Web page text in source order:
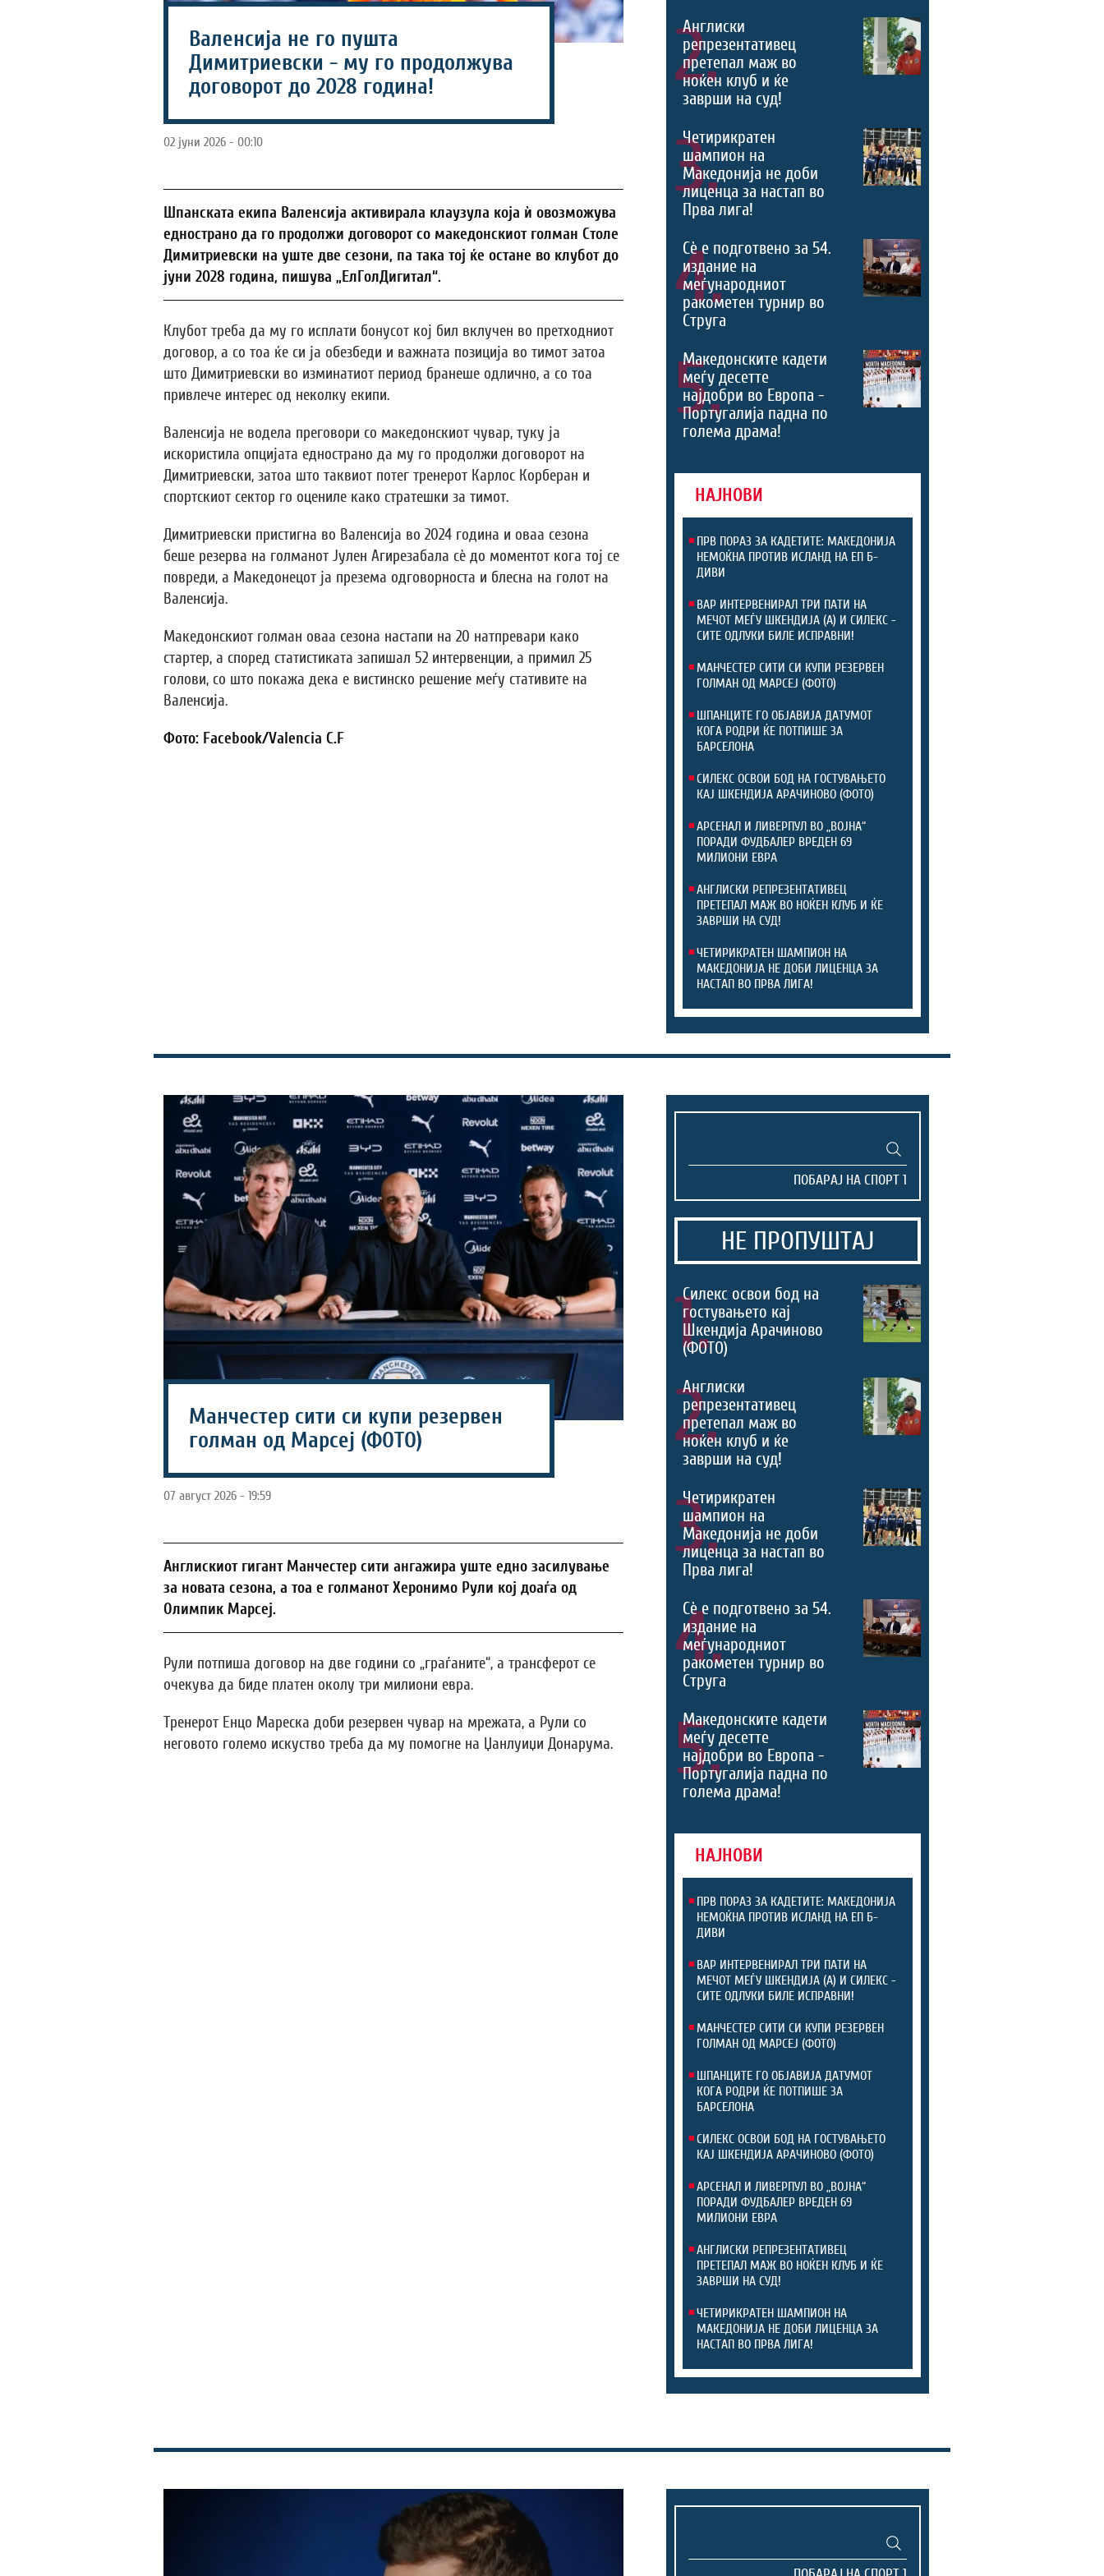
Валенсија не го пушта
Димитриевски - му го продолжува
договорот до 2028 година!
02 јуни 2026 - 00:10
Шпанската екипа Валенсија активирала клаузула која ѝ овозможува
еднострано да го продолжи договорот со македонскиот голман Столе
Димитриевски на уште две сезони, па така тој ќе остане во клубот до
јуни 2028 година, пишува „ЕлГолДигитал“.
Клубот треба да му го исплати бонусот кој бил вклучен во претходниот
договор, а со тоа ќе си ја обезбеди и важната позиција во тимот затоа
што Димитриевски во изминатиот период бранеше одлично, а со тоа
привлече интерес од неколку екипи.
Валенсија не водела преговори со македонскиот чувар, туку ја
искористила опцијата еднострано да му го продолжи договорот на
Димитриевски, затоа што таквиот потег тренерот Карлос Корберан и
спортскиот сектор го оцениле како стратешки за тимот.
Димитриевски пристигна во Валенсија во 2024 година и оваа сезона
беше резерва на голманот Јулен Агирезабала сè до моментот кога тој се
повреди, а Македонецот ја презема одговорноста и блесна на голот на
Валенсија.
Македонскиот голман оваа сезона настапи на 20 натпревари како
стартер, а според статистиката запишал 52 интервенции, а примил 25
голови, со што покажа дека е вистинско решение меѓу стативите на
Валенсија.
Фото: Facebook/Valencia C.F
2.
Англиски
репрезентативец
претепал маж во
ноќен клуб и ќе
заврши на суд!
3.
Четирикратен
шампион на
Македонија не доби
лиценца за настап во
Прва лига!
4.
Сѐ е подготвено за 54.
издание на
меѓународниот
ракометен турнир во
Струга
5.
Македонските кадети
меѓу десетте
најдобри во Европа -
Португалија падна по
голема драма!
НАЈНОВИ
ПРВ ПОРАЗ ЗА КАДЕТИТЕ: МАКЕДОНИЈА
НЕМОЌНА ПРОТИВ ИСЛАНД НА ЕП Б-
ДИВИ
ВАР ИНТЕРВЕНИРАЛ ТРИ ПАТИ НА
МЕЧОТ МЕЃУ ШКЕНДИЈА (А) И СИЛЕКС -
СИТЕ ОДЛУКИ БИЛЕ ИСПРАВНИ!
МАНЧЕСТЕР СИТИ СИ КУПИ РЕЗЕРВЕН
ГОЛМАН ОД МАРСЕЈ (ФОТО)
ШПАНЦИТЕ ГО ОБЈАВИЈА ДАТУМОТ
КОГА РОДРИ ЌЕ ПОТПИШЕ ЗА
БАРСЕЛОНА
СИЛЕКС ОСВОИ БОД НА ГОСТУВАЊЕТО
КАЈ ШКЕНДИЈА АРАЧИНОВО (ФОТО)
АРСЕНАЛ И ЛИВЕРПУЛ ВО „ВОЈНА“
ПОРАДИ ФУДБАЛЕР ВРЕДЕН 69
МИЛИОНИ ЕВРА
АНГЛИСКИ РЕПРЕЗЕНТАТИВЕЦ
ПРЕТЕПАЛ МАЖ ВО НОЌЕН КЛУБ И ЌЕ
ЗАВРШИ НА СУД!
ЧЕТИРИКРАТЕН ШАМПИОН НА
МАКЕДОНИЈА НЕ ДОБИ ЛИЦЕНЦА ЗА
НАСТАП ВО ПРВА ЛИГА!
Манчестер сити си купи резервен
голман од Марсеј (ФОТО)
07 август 2026 - 19:59
Англискиот гигант Манчестер сити ангажира уште едно засилување
за новата сезона, а тоа е голманот Херонимо Рули кој доаѓа од
Олимпик Марсеј.
Рули потпиша договор на две години со „граѓаните“, а трансферот се
очекува да биде платен околу три милиони евра.
Тренерот Енцо Мареска доби резервен чувар на мрежата, а Рули со
неговото големо искуство треба да му помогне на Џанлуиџи Донарума.
НЕ ПРОПУШТАЈ
1.
Силекс освои бод на
гостувањето кај
Шкендија Арачиново
(ФОТО)
2.
Англиски
репрезентативец
претепал маж во
ноќен клуб и ќе
заврши на суд!
3.
Четирикратен
шампион на
Македонија не доби
лиценца за настап во
Прва лига!
4.
Сѐ е подготвено за 54.
издание на
меѓународниот
ракометен турнир во
Струга
5.
Македонските кадети
меѓу десетте
најдобри во Европа -
Португалија падна по
голема драма!
НАЈНОВИ
ПРВ ПОРАЗ ЗА КАДЕТИТЕ: МАКЕДОНИЈА
НЕМОЌНА ПРОТИВ ИСЛАНД НА ЕП Б-
ДИВИ
ВАР ИНТЕРВЕНИРАЛ ТРИ ПАТИ НА
МЕЧОТ МЕЃУ ШКЕНДИЈА (А) И СИЛЕКС -
СИТЕ ОДЛУКИ БИЛЕ ИСПРАВНИ!
МАНЧЕСТЕР СИТИ СИ КУПИ РЕЗЕРВЕН
ГОЛМАН ОД МАРСЕЈ (ФОТО)
ШПАНЦИТЕ ГО ОБЈАВИЈА ДАТУМОТ
КОГА РОДРИ ЌЕ ПОТПИШЕ ЗА
БАРСЕЛОНА
СИЛЕКС ОСВОИ БОД НА ГОСТУВАЊЕТО
КАЈ ШКЕНДИЈА АРАЧИНОВО (ФОТО)
АРСЕНАЛ И ЛИВЕРПУЛ ВО „ВОЈНА“
ПОРАДИ ФУДБАЛЕР ВРЕДЕН 69
МИЛИОНИ ЕВРА
АНГЛИСКИ РЕПРЕЗЕНТАТИВЕЦ
ПРЕТЕПАЛ МАЖ ВО НОЌЕН КЛУБ И ЌЕ
ЗАВРШИ НА СУД!
ЧЕТИРИКРАТЕН ШАМПИОН НА
МАКЕДОНИЈА НЕ ДОБИ ЛИЦЕНЦА ЗА
НАСТАП ВО ПРВА ЛИГА!